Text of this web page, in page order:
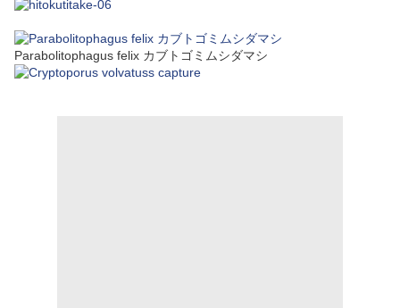
Parabolitophagus felix カブトゴミムシダマシ